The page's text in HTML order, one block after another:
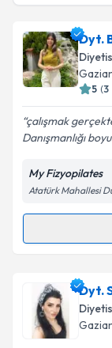
Dyt.
5 (3
çalışmak
Danışmanlığı
My Fizyopilates
Atatürk Mahallesi
Dyt.
oluşturun.
takvim
Dyt.